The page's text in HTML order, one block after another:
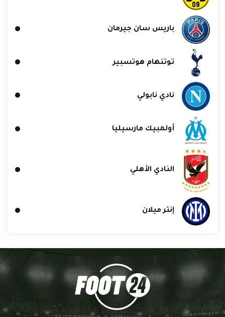
باريس سان جيرمان
توتنهام هوتسبير
نادي نابولي
أولمبيك مارسيليا
النادي الأهلي
إنتر ميلان